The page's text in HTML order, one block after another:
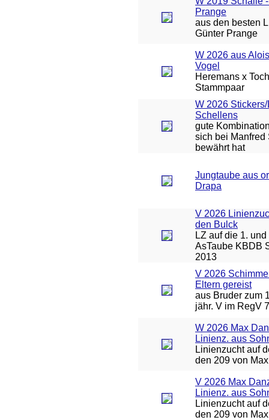
Prange
aus den besten
Günter Prange
W 2026 aus
Vogel
Heremans x
Stammpaar
W 2026
Schellens
gute
sich bei Manfred
bewährt hat
Jungtaube aus
Drapa
V 2026
den Bulck
LZ auf die 1. und
AsTaube KBDB
2013
V 2026
Eltern gereist
aus Bruder zum
jähr. V im RegV
W 2026 Max
Linienz. aus
Linienzucht auf
den 209 von
V 2026 Max
Linienz. aus
Linienzucht auf
den 209 von